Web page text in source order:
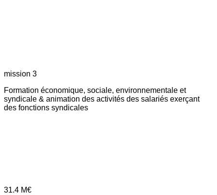
mission 3
Formation économique, sociale, environnementale et
syndicale & animation des activités des salariés exerçant
des fonctions syndicales
31.4 M€